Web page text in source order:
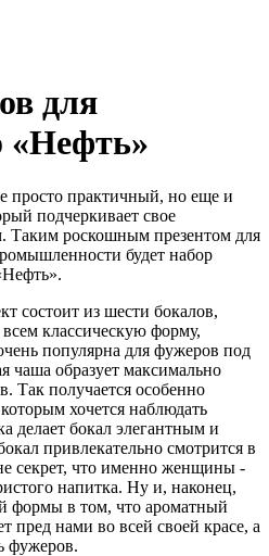
для
«Нефть»
просто практичный, но еще и
подчеркивает свое
Таким роскошным презентом для
будет набор
состоит из шести бокалов,
классическую форму,
популярна для фужеров под
чаша образует максимально
Так получается особенно
хочется наблюдать
делает бокал элегантным и
привлекательно смотрится в
секрет, что именно женщины -
напитка. Ну и, наконец,
формы в том, что ароматный
пред нами во всей своей красе, а
фужеров.